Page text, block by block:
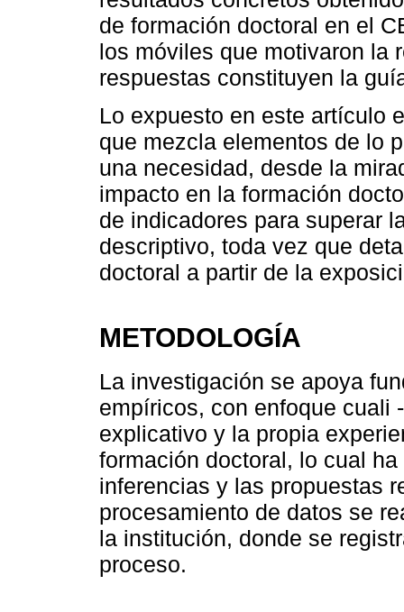
de formación doctoral en el
los móviles que motivaron la
respuestas constituyen la
Lo expuesto en este artículo
que mezcla elementos de lo
una necesidad, desde la
impacto en la formación
de indicadores para superar
descriptivo, toda vez que
doctoral a partir de la
METODOLOGÍA
La investigación se apoya
empíricos, con enfoque cuali
explicativo y la propia
formación doctoral, lo cual
inferencias y las propuestas
procesamiento de datos se
la institución, donde se
proceso.